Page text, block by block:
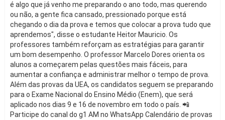
é algo que já venho me preparando o ano todo, mas querendo
ou não, a gente fica cansado, pressionado porque está
chegando o dia da prova e temos que colocar a prova tudo que
aprendemos", disse o estudante Heitor Mauricio. Os
professores também reforçam as estratégias para garantir
um bom desempenho. O professor Marcelo Dores orienta os
alunos a começarem pelas questões mais fáceis, para
aumentar a confiança e administrar melhor o tempo de prova.
Além das provas da UEA, os candidatos seguem se preparando
para o Exame Nacional do Ensino Médio (Enem), que será
aplicado nos dias 9 e 16 de novembro em todo o país. 📲
Participe do canal do g1 AM no WhatsApp Calendário de provas